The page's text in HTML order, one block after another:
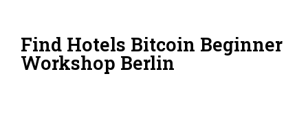
Find Hotels Bitcoin Beginner
Workshop Berlin